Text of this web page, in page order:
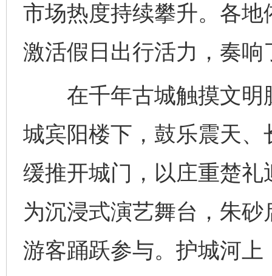
市场热度持续攀升。各
激活假日出行活力，奏响
在千年古城触摸文明
城宾阳楼下，鼓乐震天
缓推开城门，以庄重楚
为沉浸式演艺舞台，朱
游客踊跃参与。护城河上